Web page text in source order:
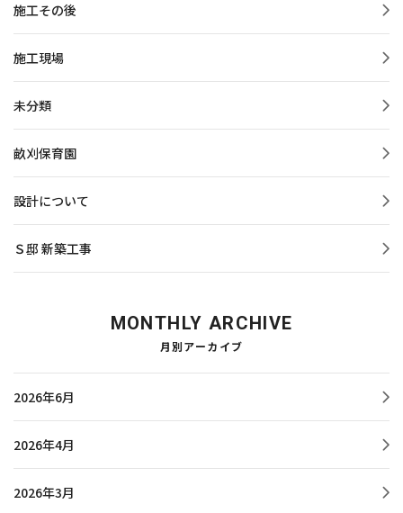
施工その後
施工現場
未分類
畝刈保育園
設計について
Ｓ邸 新築工事
MONTHLY ARCHIVE
月別アーカイブ
2026年6月
2026年4月
2026年3月